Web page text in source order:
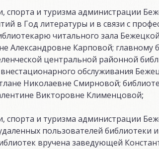
и туризма администрации
в Год литературы и в связи с
читального зала
Карповой; главному
центральной районной
обслуживания
Николаевне Смирновой;
Викторовне Клименцовой;
и туризма администрации
пользователей библиотеки и
вручена заведующей